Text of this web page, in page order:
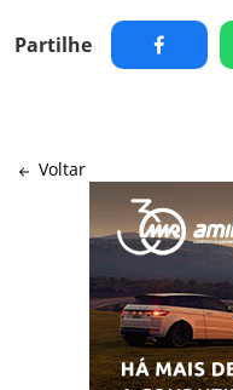
Partilhe
Voltar